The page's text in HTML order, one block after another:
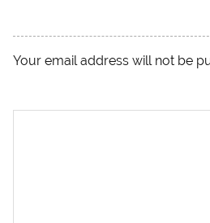
Your email address will not be